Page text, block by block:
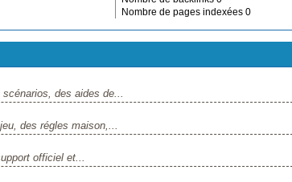
Nombre de pages indexées 0
des aides de...
des régles maison,...
officiel et...